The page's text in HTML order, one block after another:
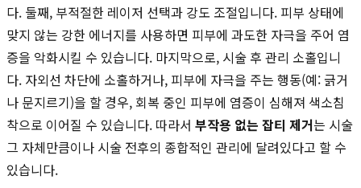
다. 둘째, 부적절한 레이저 선택과 강도 조절입니다. 피부 상태에
맞지 않는 강한 에너지를 사용하면 피부에 과도한 자극을 주어 염
증을 악화시킬 수 있습니다. 마지막으로, 시술 후 관리 소홀입니
다. 자외선 차단에 소홀하거나, 피부에 자극을 주는 행동(예: 긁거
나 문지르기)을 할 경우, 회복 중인 피부에 염증이 심해져 색소침
착으로 이어질 수 있습니다. 따라서 부작용 없는 잡티 제거는 시술
그 자체만큼이나 시술 전후의 종합적인 관리에 달려있다고 할 수
있습니다.